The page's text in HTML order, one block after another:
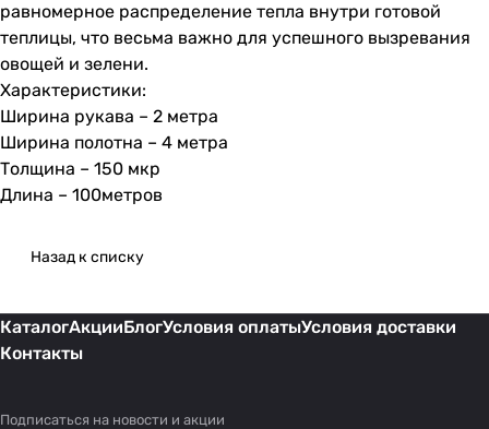
равномерное распределение тепла внутри готовой
теплицы, что весьма важно для успешного вызревания
овощей и зелени.
Характеристики:
Ширина рукава – 2 метра
Ширина полотна – 4 метра
Толщина – 150 мкр
Длина – 100метров
Назад к списку
КаталогАкцииБлогУсловия оплатыУсловия доставки
Контакты
Подписаться на новости и акции